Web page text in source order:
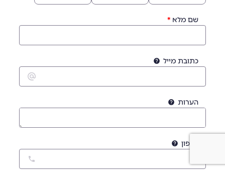
שם מלא
כתובת מייל
הערות
טלפון